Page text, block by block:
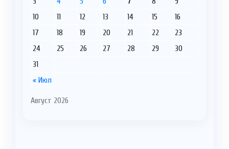
Август 2026
« Июл
10
11 12 13 14 15
16
17
18 19 20 21 22
23
24
25 26 27 28 29
30
31